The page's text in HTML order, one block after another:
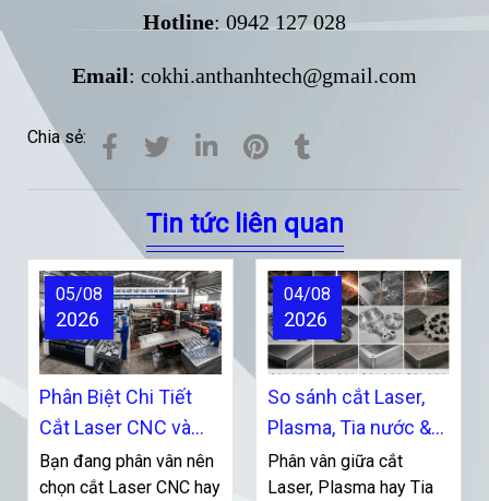
Hotline: 0942 127 028
Email: cokhi.anthanhtech@gmail.com
Chia sẻ:
Tin tức liên quan
Phân Biệt Chi Tiết
Cắt Laser CNC và
Đột Dập CNC: Ưu
Nhược Điểm & Kinh
05/08
2026
Bạn đang phân vân nên
chọn cắt Laser CNC hay
So sánh cắt Laser,
Plasma, Tia nước &
CNC: Nên mua máy
nào?
04/08
2026
Phân vân giữa cắt
Laser, Plasma hay Tia